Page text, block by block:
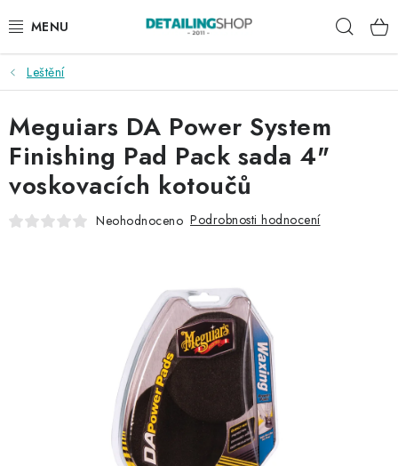
na
AKCE
NOVINKY
EXTERIÉR
INTERIÉR
DÁRKOVÉ SADY A POUKAZY
Leštění
Meguiars DA Power System
Finishing Pad Pack sada 4"
voskovacích kotoučů
Neohodnoceno Podrobnosti hodnocení